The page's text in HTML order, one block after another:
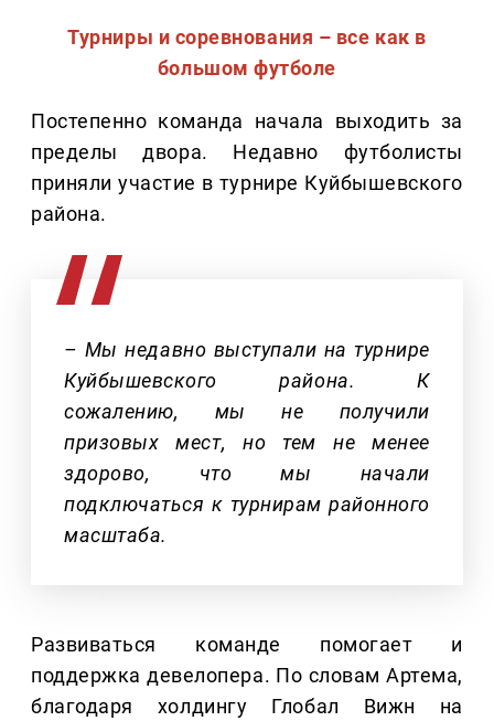
Турниры и соревнования – все как в
большом футболе
Постепенно команда начала выходить за
пределы двора. Недавно футболисты
приняли участие в турнире Куйбышевского
района.
– Мы недавно выступали на турнире
Куйбышевского района. К
сожалению, мы не получили
призовых мест, но тем не менее
здорово, что мы начали
подключаться к турнирам районного
масштаба.
Развиваться команде помогает и
поддержка девелопера. По словам Артема,
благодаря холдингу Глобал Вижн на